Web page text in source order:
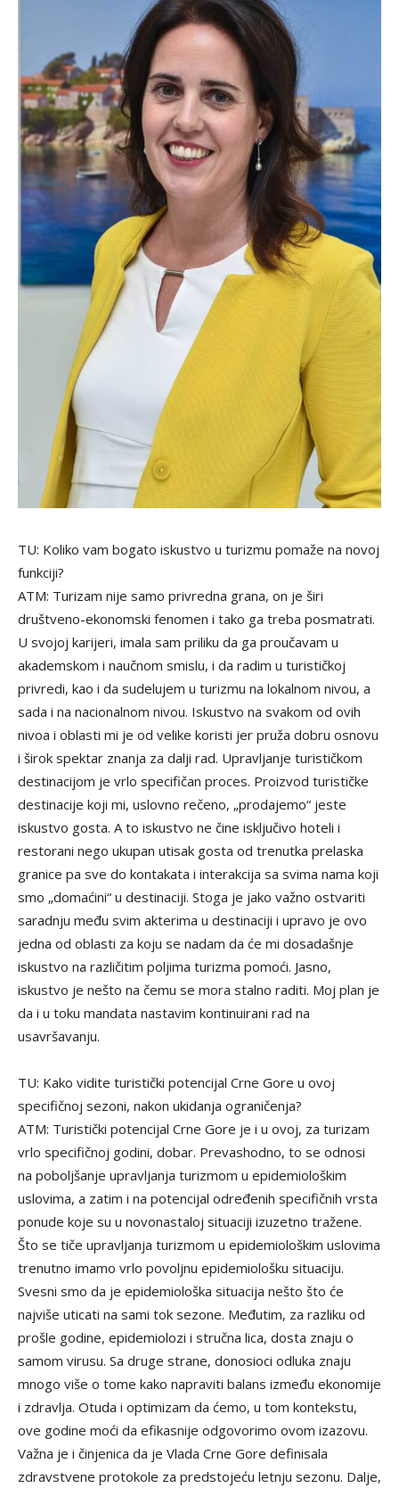
TU: Koliko vam bogato iskustvo u turizmu pomaže na novoj
funkciji?
ATM: Turizam nije samo privredna grana, on je širi
društveno-ekonomski fenomen i tako ga treba posmatrati.
U svojoj karijeri, imala sam priliku da ga proučavam u
akademskom i naučnom smislu, i da radim u turističkoj
privredi, kao i da sudelujem u turizmu na lokalnom nivou, a
sada i na nacionalnom nivou. Iskustvo na svakom od ovih
nivoa i oblasti mi je od velike koristi jer pruža dobru osnovu
i širok spektar znanja za dalji rad. Upravljanje turističkom
destinacijom je vrlo specifičan proces. Proizvod turističke
destinacije koji mi, uslovno rečeno, „prodajemo“ jeste
iskustvo gosta. A to iskustvo ne čine isključivo hoteli i
restorani nego ukupan utisak gosta od trenutka prelaska
granice pa sve do kontakata i interakcija sa svima nama koji
smo „domaćini“ u destinaciji. Stoga je jako važno ostvariti
saradnju među svim akterima u destinaciji i upravo je ovo
jedna od oblasti za koju se nadam da će mi dosadašnje
iskustvo na različitim poljima turizma pomoći. Jasno,
iskustvo je nešto na čemu se mora stalno raditi. Moj plan je
da i u toku mandata nastavim kontinuirani rad na
usavršavanju.
TU: Kako vidite turistički potencijal Crne Gore u ovoj
specifičnoj sezoni, nakon ukidanja ograničenja?
ATM: Turistički potencijal Crne Gore je i u ovoj, za turizam
vrlo specifičnoj godini, dobar. Prevashodno, to se odnosi
na poboljšanje upravljanja turizmom u epidemiološkim
uslovima, a zatim i na potencijal određenih specifičnih vrsta
ponude koje su u novonastaloj situaciji izuzetno tražene.
Što se tiče upravljanja turizmom u epidemiološkim uslovima
trenutno imamo vrlo povoljnu epidemiološku situaciju.
Svesni smo da je epidemiološka situacija nešto što će
najviše uticati na sami tok sezone. Međutim, za razliku od
prošle godine, epidemiolozi i stručna lica, dosta znaju o
samom virusu. Sa druge strane, donosioci odluka znaju
mnogo više o tome kako napraviti balans između ekonomije
i zdravlja. Otuda i optimizam da ćemo, u tom kontekstu,
ove godine moći da efikasnije odgovorimo ovom izazovu.
Važna je i činjenica da je Vlada Crne Gore definisala
zdravstvene protokole za predstojeću letnju sezonu. Dalje,